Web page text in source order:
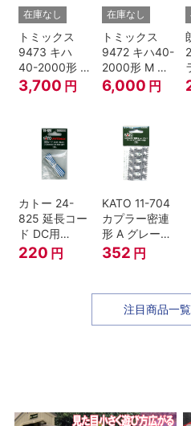
在庫なし
トミックス
9473 キハ
40-2000形 T
Nゲージ
3,700 円
在庫なし
トミックス
9472 キハ40-
2000形 M N
ゲージ
6,000 円
カトー 24-
825 延長コー
ド DC用
(90cm）
220 円
KATO 11-704
カプラー密連
形 A グレー
(20個入) (ア
ーノルドカプ
352 円
注目商品一